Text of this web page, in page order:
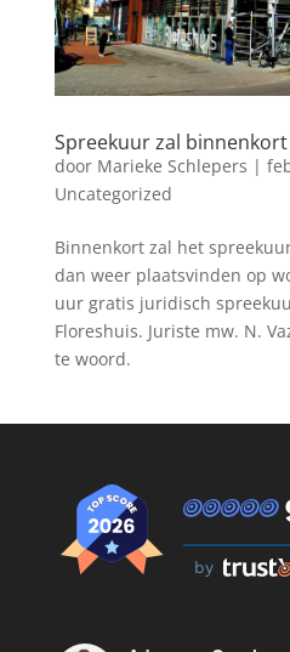
Spreekuur zal
door Marieke Schlepers |
Uncategorized
Binnenkort zal het
dan weer plaatsvinden op
uur gratis juridisch
Floreshuis. Juriste mw. N.
te woord.
by